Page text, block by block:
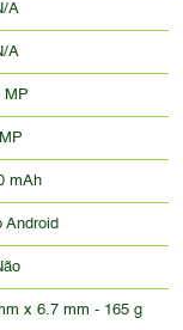
A
A
MP
mAh
Android
x 6.7 mm - 165 g